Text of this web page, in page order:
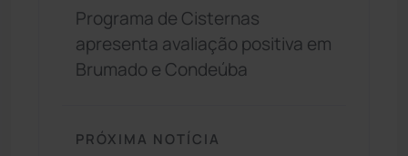
Programa de Cisternas
apresenta avaliação positiva em
Brumado e Condeúba
PRÓXIMA NOTÍCIA